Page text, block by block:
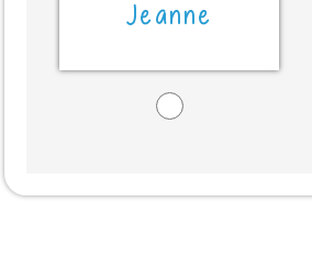
Jeanne